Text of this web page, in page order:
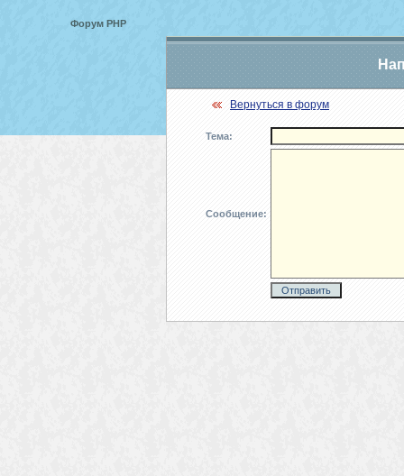
Форум PHP
Вернуться в форум
Тема:
Сообщение: